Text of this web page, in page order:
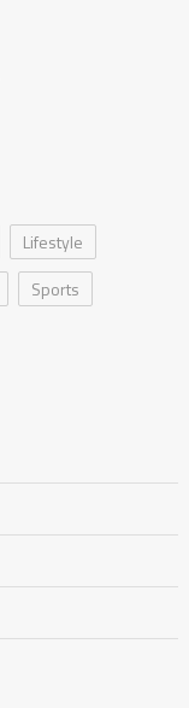
Lifestyle
Sports